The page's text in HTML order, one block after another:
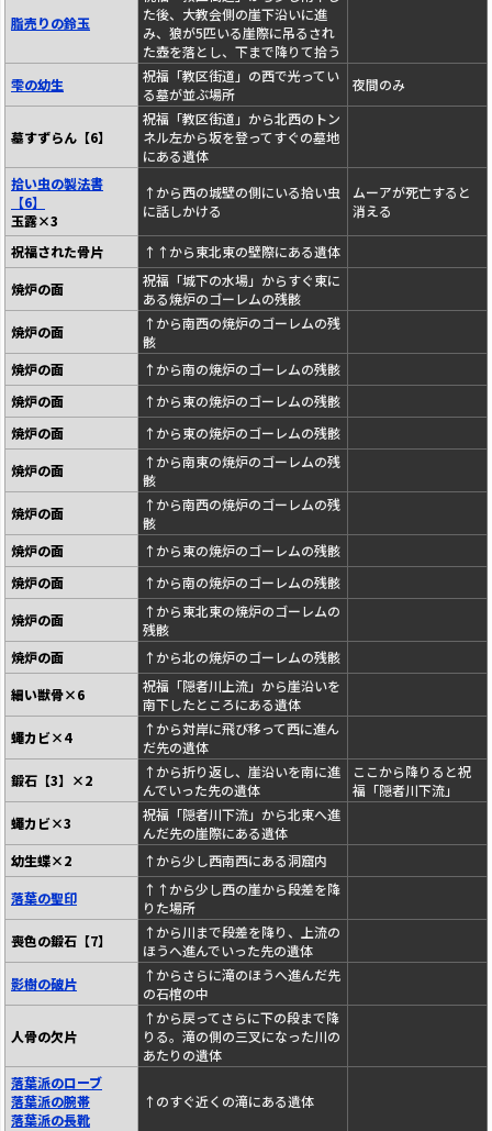
脂売りの鈴玉
た後、大教会側の崖下沿いに進
み、狼が5匹いる崖際に吊るされ
た壺を落とし、下まで降りて拾う
雫の幼生
祝福「教区街道」の西で光ってい
る墓が並ぶ場所
夜間のみ
墓すずらん【6】
祝福「教区街道」から北西のトン
ネル左から坂を登ってすぐの墓地
にある遺体
拾い虫の製法書
【6】
玉露×3
↑から西の城壁の側にいる拾い虫
に話しかける
ムーアが死亡すると
消える
祝福された骨片
↑↑から東北東の壁際にある遺体
焼炉の面
祝福「城下の水場」からすぐ東に
ある焼炉のゴーレムの残骸
焼炉の面
↑から南西の焼炉のゴーレムの残
骸
焼炉の面
↑から南の焼炉のゴーレムの残骸
焼炉の面
↑から東の焼炉のゴーレムの残骸
焼炉の面
↑から東の焼炉のゴーレムの残骸
焼炉の面
↑から南東の焼炉のゴーレムの残
骸
焼炉の面
↑から南西の焼炉のゴーレムの残
骸
焼炉の面
↑から東の焼炉のゴーレムの残骸
焼炉の面
↑から南の焼炉のゴーレムの残骸
焼炉の面
↑から東北東の焼炉のゴーレムの
残骸
焼炉の面
↑から北の焼炉のゴーレムの残骸
細い獣骨×6
祝福「隠者川上流」から崖沿いを
南下したところにある遺体
蠅カビ×4
↑から対岸に飛び移って西に進ん
だ先の遺体
鍛石【3】×2
↑から折り返し、崖沿いを南に進
んでいった先の遺体
ここから降りると祝
福「隠者川下流」
蠅カビ×3
祝福「隠者川下流」から北東へ進
んだ先の崖際にある遺体
幼生蝶×2
↑から少し西南西にある洞窟内
落葉の聖印
↑↑から少し西の崖から段差を降
りた場所
喪色の鍛石【7】
↑から川まで段差を降り、上流の
ほうへ進んでいった先の遺体
影樹の破片
↑からさらに滝のほうへ進んだ先
の石棺の中
人骨の欠片
↑から戻ってさらに下の段まで降
りる。滝の側の三叉になった川の
あたりの遺体
落葉派のローブ
落葉派の腕帯
落葉派の長靴
↑のすぐ近くの滝にある遺体